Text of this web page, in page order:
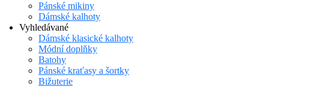
Pánské mikiny
Dámské kalhoty
Vyhledávané
Dámské klasické kalhoty
Módní doplňky
Batohy
Pánské kraťasy a šortky
Bižuterie